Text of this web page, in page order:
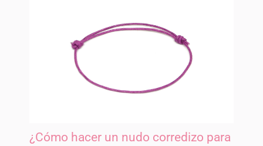
¿Cómo hacer un nudo corredizo para